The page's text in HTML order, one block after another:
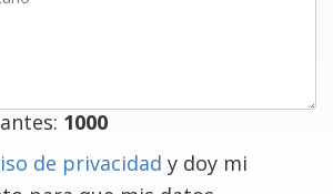
1000
de privacidad y doy mi